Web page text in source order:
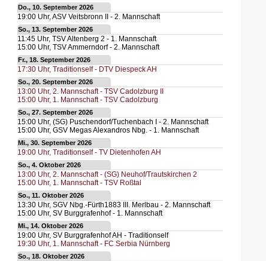
Do., 10. September 2026
19:00Uhr, ASV Veitsbronn II - 2. Mannschaft
So., 13. September 2026
11:45Uhr, TSV Altenberg 2 - 1. Mannschaft
15:00Uhr, TSV Ammerndorf - 2. Mannschaft
Fr., 18. September 2026
17:30Uhr, Traditionself - DTV Diespeck AH
So., 20. September 2026
13:00Uhr, 2. Mannschaft - TSV Cadolzburg II
15:00Uhr, 1. Mannschaft - TSV Cadolzburg
So., 27. September 2026
15:00Uhr, (SG) Puschendorf/Tuchenbach I - 2. Mannschaft
15:00Uhr, GSV Megas Alexandros Nbg. - 1. Mannschaft
Mi., 30. September 2026
19:00Uhr, Traditionself - TV Dietenhofen AH
So., 4. Oktober 2026
13:00Uhr, 2. Mannschaft - (SG) Neuhof/Trautskirchen 2
15:00Uhr, 1. Mannschaft - TSV Roßtal
So., 11. Oktober 2026
13:30Uhr, SGV Nbg.-Fürth1883 III. Merlbau - 2. Mannschaft
15:00Uhr, SV Burggrafenhof - 1. Mannschaft
Mi., 14. Oktober 2026
19:00Uhr, SV Burggrafenhof AH - Traditionself
19:30Uhr, 1. Mannschaft - FC Serbia Nürnberg
So., 18. Oktober 2026